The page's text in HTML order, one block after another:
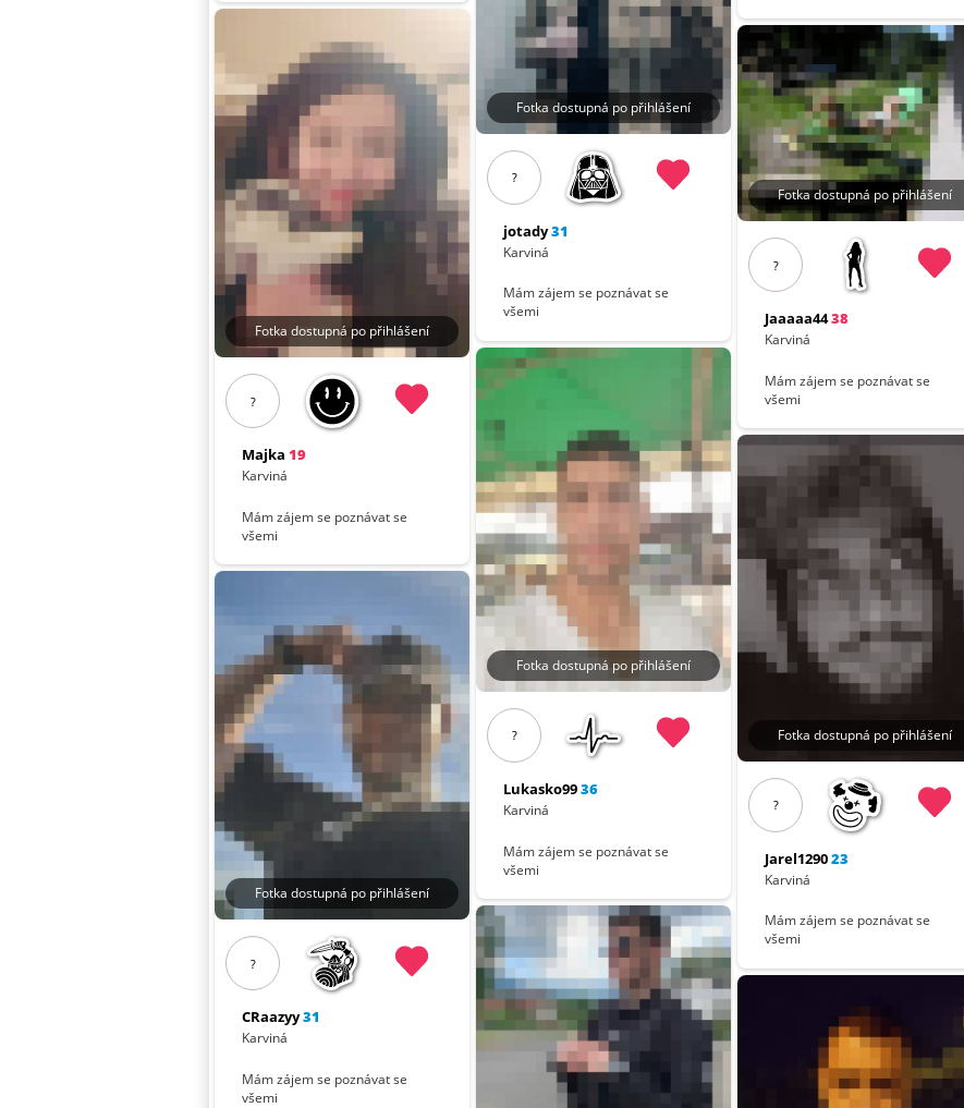
Fotka dostupná po přihlášení
?
Majka 19
Karviná
Mám zájem se poznávat se
všemi
Fotka dostupná po přihlášení
?
CRaazyy31
Karviná
Mám zájem se poznávat se
všemi
Fotka dostupná po přihlášení
?
jotady31
Karviná
Mám zájem se poznávat se
všemi
Fotka dostupná po přihlášení
?
Lukasko9936
Karviná
Mám zájem se poznávat se
všemi
Fotka dostupná po přihlášení
?
Jaaaaa4438
Karviná
Mám zájem se poznávat se
všemi
Fotka dostupná po přihlášení
?
Jarel129023
Karviná
Mám zájem se poznávat se
všemi